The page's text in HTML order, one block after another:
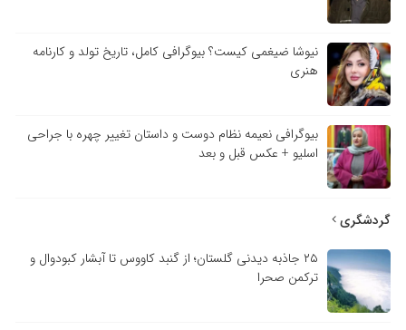
نیوشا ضیغمی کیست؟ بیوگرافی کامل، تاریخ تولد و کارنامه
هنری
بیوگرافی نعیمه نظام دوست و داستان تغییر چهره با جراحی
اسلیو + عکس قبل و بعد
گردشگری
۲۵ جاذبه دیدنی گلستان؛ از گنبد کاووس تا آبشار کبودوال و
ترکمن صحرا